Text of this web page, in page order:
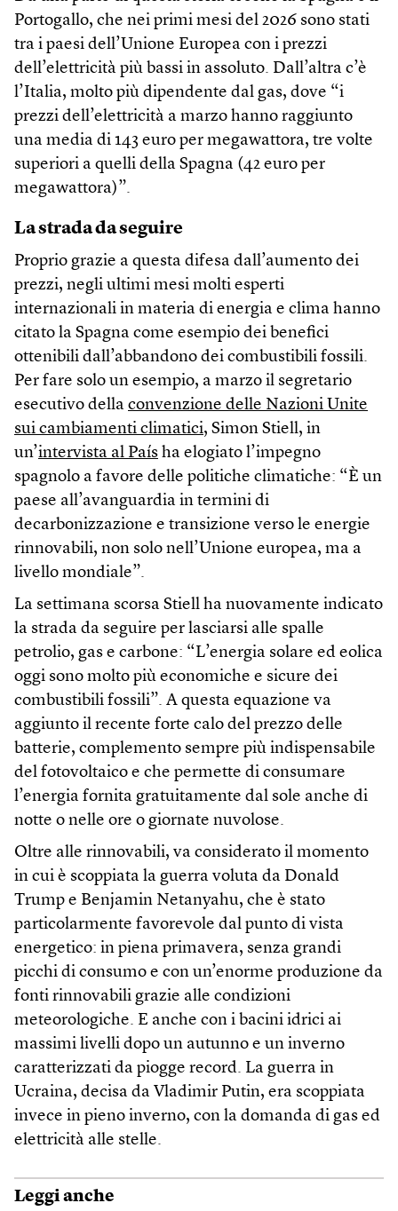
Portogallo, che nei primi mesi del 2026 sono stati
tra i paesi dell’Unione Europea con i prezzi
dell’elettricità più bassi in assoluto. Dall’altra c’è
l’Italia, molto più dipendente dal gas, dove “i
prezzi dell’elettricità a marzo hanno raggiunto
una media di 143 euro per megawattora, tre volte
superiori a quelli della Spagna (42 euro per
megawattora)”.
La strada da seguire
Proprio grazie a questa difesa dall’aumento dei
prezzi, negli ultimi mesi molti esperti
internazionali in materia di energia e clima hanno
citato la Spagna come esempio dei benefici
ottenibili dall’abbandono dei combustibili fossili.
Per fare solo un esempio, a marzo il segretario
esecutivo della convenzione delle Nazioni Unite
sui cambiamenti climatici, Simon Stiell, in
un’intervista al País ha elogiato l’impegno
spagnolo a favore delle politiche climatiche: “È un
paese all’avanguardia in termini di
decarbonizzazione e transizione verso le energie
rinnovabili, non solo nell’Unione europea, ma a
livello mondiale”.
La settimana scorsa Stiell ha nuovamente indicato
la strada da seguire per lasciarsi alle spalle
petrolio, gas e carbone: “L’energia solare ed eolica
oggi sono molto più economiche e sicure dei
combustibili fossili”. A questa equazione va
aggiunto il recente forte calo del prezzo delle
batterie, complemento sempre più indispensabile
del fotovoltaico e che permette di consumare
l’energia fornita gratuitamente dal sole anche di
notte o nelle ore o giornate nuvolose.
Oltre alle rinnovabili, va considerato il momento
in cui è scoppiata la guerra voluta da Donald
Trump e Benjamin Netanyahu, che è stato
particolarmente favorevole dal punto di vista
energetico: in piena primavera, senza grandi
picchi di consumo e con un’enorme produzione da
fonti rinnovabili grazie alle condizioni
meteorologiche. E anche con i bacini idrici ai
massimi livelli dopo un autunno e un inverno
caratterizzati da piogge record. La guerra in
Ucraina, decisa da Vladimir Putin, era scoppiata
invece in pieno inverno, con la domanda di gas ed
elettricità alle stelle.
Leggi anche